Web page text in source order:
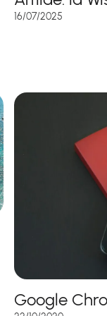
16/07/2025
Google